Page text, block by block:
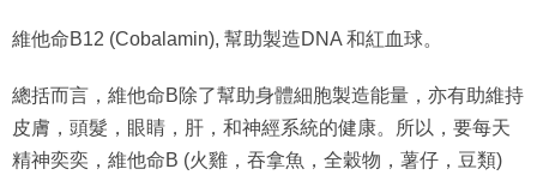
維他命B12 (Cobalamin), 幫助製造DNA 和紅血球。
總括而言，維他命B除了幫助身體細胞製造能量，亦有助維持
皮膚，頭髮，眼睛，肝，和神經系統的健康。所以，要每天
精神奕奕，維他命B (火雞，吞拿魚，全穀物，薯仔，豆類)